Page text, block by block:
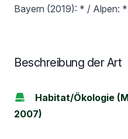
Bayern (2019): * / Alpen:
Beschreibung der Art
Habitat/Ökologie
2007)